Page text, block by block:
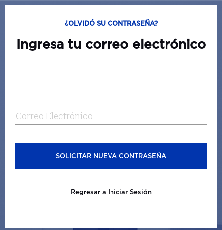
¿OLVIDÓ SU CONTRASEÑA?
Ingresa tu correo electrónico
Correo Electrónico
SOLICITAR NUEVA CONTRASEÑA
Regresar a Iniciar Sesión